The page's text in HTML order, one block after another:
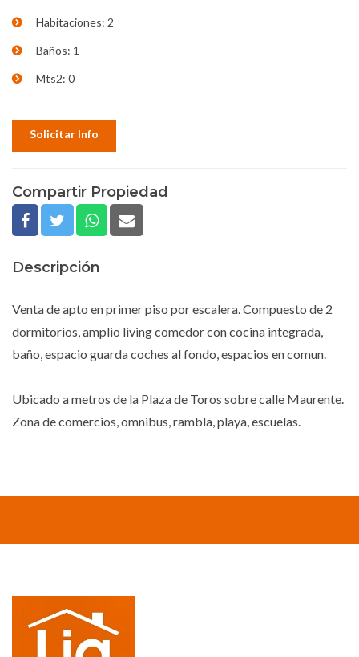
Habitaciones: 2
Baños: 1
Mts2: 0
Solicitar Info
Compartir Propiedad
Descripción
Venta de apto en primer piso por escalera. Compuesto de 2
dormitorios, amplio living comedor con cocina integrada,
baño, espacio guarda coches al fondo, espacios en comun.
Ubicado a metros de la Plaza de Toros sobre calle Maurente.
Zona de comercios, omnibus, rambla, playa, escuelas.